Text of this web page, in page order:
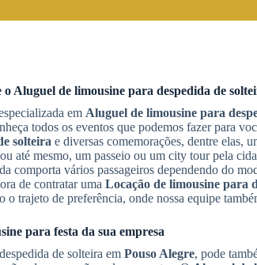
o Aluguel de limousine para despedida de
em Aluguel de limousine para
todos os eventos que podemos fazer para
solteira e diversas comemorações, dentre elas,
até mesmo, um passeio ou um city tour pela
comporta vários passageiros dependendo do
de contratar uma Locação de limousine para
o trajeto de preferência, onde nossa equipe
para festa da sua empresa
de solteira em Pouso Alegre, pode